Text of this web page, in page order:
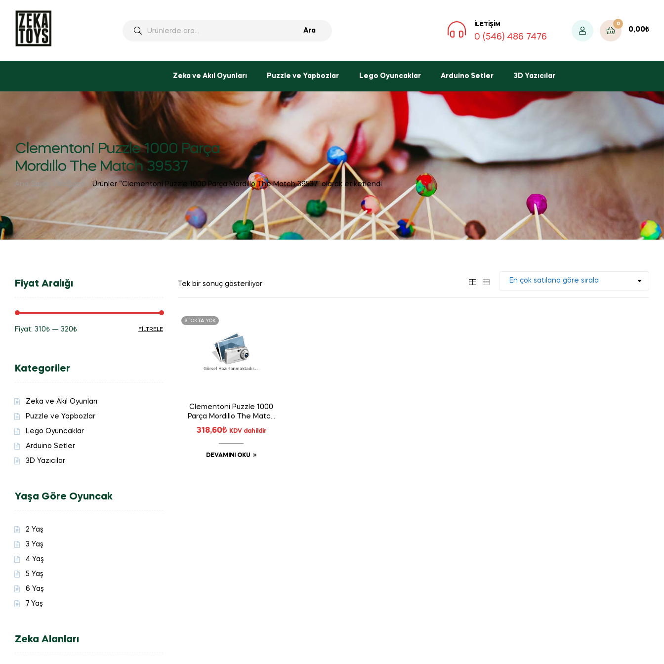
Ara
İLETIŞIM
0 (546) 486 7476
0
0,00₺
Zeka ve Akıl Oyunları Puzzle ve Yapbozlar Lego Oyuncaklar Arduino Setler 3D Yazıcılar
Clementoni Puzzle 1000 Parça
Mordıllo The Match 39537
Ana Sayfa Mağaza Ürünler “Clementoni Puzzle 1000 Parça Mordıllo The Match 39537” olarak etiketlendi
Tek bir sonuç gösteriliyor
STOKTA YOK
Clementoni Puzzle 1000
Parça Mordıllo The Match
39537
318,60₺ KDV dahildir
DEVAMINI OKU
Fiyat Aralığı
FILTRELE
Fiyat: 310₺ — 320₺
Kategoriler
Zeka ve Akıl Oyunları
Puzzle ve Yapbozlar
Lego Oyuncaklar
Arduino Setler
3D Yazıcılar
Yaşa Göre Oyuncak
2 Yaş
3 Yaş
4 Yaş
5 Yaş
6 Yaş
7 Yaş
Zeka Alanları